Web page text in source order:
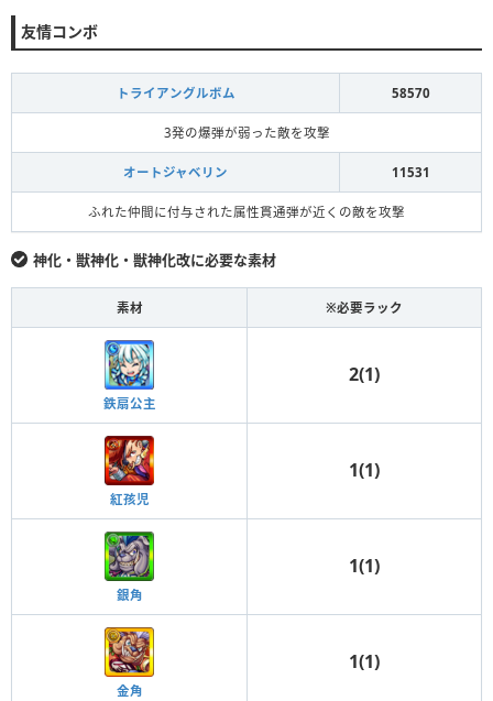
友情コンボ
トライアングルボム 58570
3発の爆弾が弱った敵を攻撃
オートジャベリン 11531
ふれた仲間に付与された属性貫通弾が近くの敵を攻撃
神化・獣神化・獣神化改に必要な素材
素材 ※必要ラック
鉄扇公主
2(1)
紅孩児
1(1)
銀角
1(1)
金角
1(1)